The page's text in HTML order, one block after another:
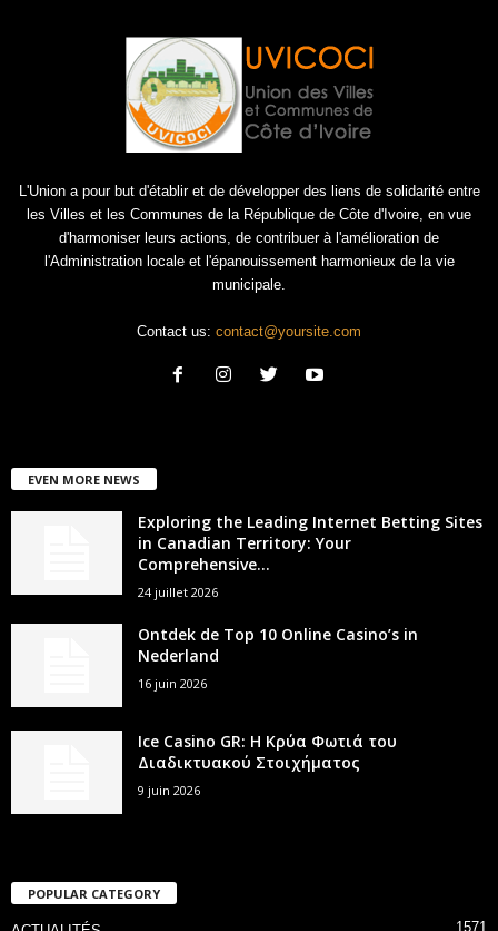
L'Union a pour but d'établir et de développer des liens de solidarité entre
les Villes et les Communes de la République de Côte d'Ivoire, en vue
d'harmoniser leurs actions, de contribuer à l'amélioration de
l'Administration locale et l'épanouissement harmonieux de la vie
municipale.
Contact us: contact@yoursite.com
EVEN MORE NEWS
Exploring the Leading Internet Betting Sites
in Canadian Territory: Your
Comprehensive...
24 juillet 2026
Ontdek de Top 10 Online Casino’s in
Nederland
16 juin 2026
Ice Casino GR: Η Κρύα Φωτιά του
Διαδικτυακού Στοιχήματος
9 juin 2026
POPULAR CATEGORY
1571